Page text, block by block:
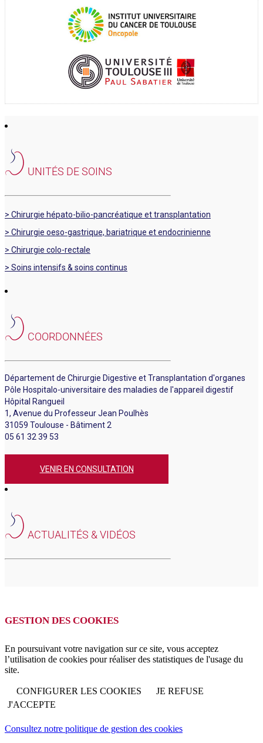
UNITÉS DE SOINS
> Chirurgie hépato-bilio-pancréatique et transplantation
> Chirurgie oeso-gastrique, bariatrique et endocrinienne
> Chirurgie colo-rectale
> Soins intensifs & soins continus
COORDONNÉES
Département de Chirurgie Digestive et Transplantation d'organes
Pôle Hospitalo-universitaire des maladies de l'appareil digestif
Hôpital Rangueil
1, Avenue du Professeur Jean Poulhès
31059 Toulouse - Bâtiment 2
05 61 32 39 53
VENIR EN CONSULTATION
ACTUALITÉS & VIDÉOS
GESTION DES COOKIES
En poursuivant votre navigation sur ce site, vous acceptez
l’utilisation de cookies pour réaliser des statistiques de l'usage du
site.
CONFIGURER LES COOKIES
JE REFUSE
J'ACCEPTE
Consultez notre politique de gestion des cookies